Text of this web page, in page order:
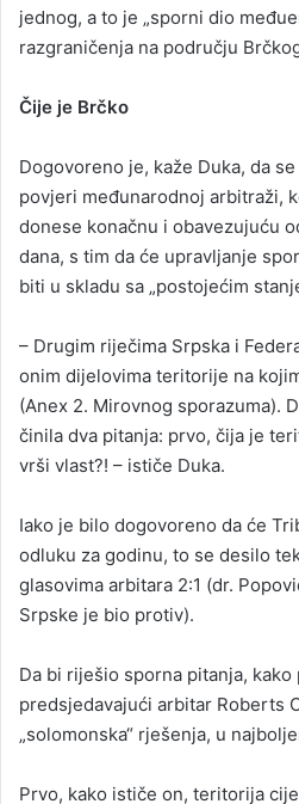
jednog, a to je „sporni dio
razgraničenja na području
Čije je Brčko
Dogovoreno je, kaže Duka, da
povjeri međunarodnoj arbitraži,
donese konačnu i obavezujuću
dana, s tim da će upravljanje
biti u skladu sa „postojećim
– Drugim riječima Srpska i
onim dijelovima teritorije na
(Anex 2. Mirovnog sporazuma).
činila dva pitanja: prvo, čija je
vrši vlast?! – ističe Duka.
Iako je bilo dogovoreno da će
odluku za godinu, to se desilo
glasovima arbitara 2:1 (dr.
Srpske je bio protiv).
Da bi riješio sporna pitanja, kako
predsjedavajući arbitar Roberts
„solomonska“ rješenja, u
Prvo, kako ističe on, teritorija